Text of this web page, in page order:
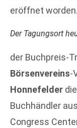
eröffnet
Der Tagungsort
der Buchpreis-
Börsenvereins-
Honnefelder
Buchhändler
Congress